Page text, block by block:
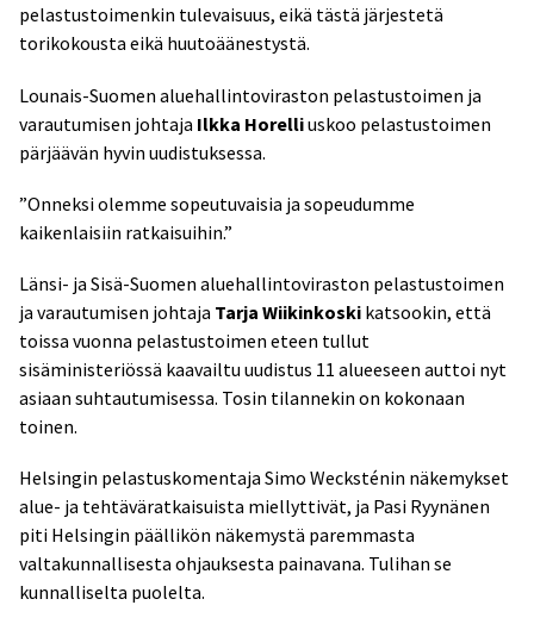
pelastustoimenkin tulevaisuus, eikä tästä järjestetä
torikokousta eikä huutoäänestystä.
Lounais-Suomen aluehallintoviraston pelastustoimen ja
varautumisen johtaja Ilkka Horelliuskoo pelastustoimen
pärjäävän hyvin uudistuksessa.
”Onneksi olemme sopeutuvaisia ja sopeudumme
kaikenlaisiin ratkaisuihin.”
Länsi- ja Sisä-Suomen aluehallintoviraston pelastustoimen
ja varautumisen johtaja Tarja Wiikinkoski katsookin, että
toissa vuonna pelastustoimen eteen tullut
sisäministeriössä kaavailtu uudistus 11 alueeseen auttoi nyt
asiaan suhtautumisessa. Tosin tilannekin on kokonaan
toinen.
Helsingin pelastuskomentaja Simo Wecksténin näkemykset
alue- ja tehtäväratkaisuista miellyttivät, ja Pasi Ryynänen
piti Helsingin päällikön näkemystä paremmasta
valtakunnallisesta ohjauksesta painavana. Tulihan se
kunnalliselta puolelta.